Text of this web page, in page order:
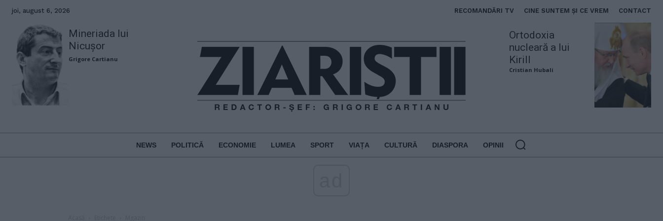
joi, august 6, 2026 RECOMANDĂRI TV CINE SUNTEM ȘI CE VREM CONTACT
Mineriada lui
Nicușor
Grigore Cartianu
Ortodoxia
nucleară a lui
Kirill
Cristian Hubali
NEWS POLITICĂ ECONOMIE LUMEA SPORT VIAȚA CULTURĂ DIASPORA OPINII